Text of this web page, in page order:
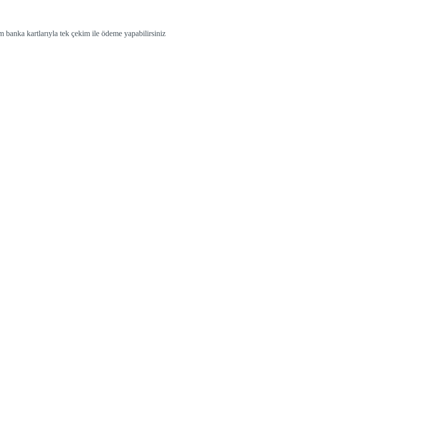
banka kartlarıyla tek çekim ile ödeme yapabilirsiniz